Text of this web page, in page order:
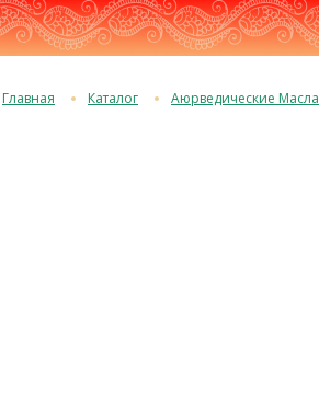
Главная Каталог Аюрведические Масла